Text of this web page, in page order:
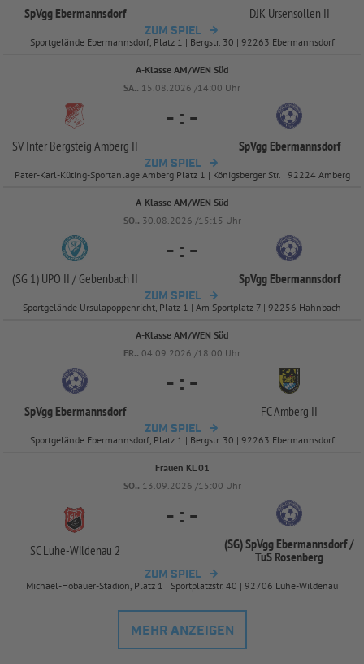
SpVgg Ebermannsdorf DJK Ursensollen II
ZUM SPIEL
Sportgelände Ebermannsdorf, Platz 1 | Bergstr. 30 | 92263 Ebermannsdorf
A-Klasse AM/WEN Süd
SA.. 15.08.2026 /14:00 Uhr
SV Inter Bergsteig Amberg II
- : -
SpVgg Ebermannsdorf
ZUM SPIEL
Pater-Karl-Küting-Sportanlage Amberg Platz 1 | Königsberger Str. | 92224 Amberg
A-Klasse AM/WEN Süd
SO.. 30.08.2026 /15:15 Uhr
(SG 1) UPO II /Gebenbach II
- : -
SpVgg Ebermannsdorf
ZUM SPIEL
Sportgelände Ursulapoppenricht, Platz 1 | Am Sportplatz 7 | 92256 Hahnbach
A-Klasse AM/WEN Süd
FR.. 04.09.2026 /18:00 Uhr
SpVgg Ebermannsdorf
- : -
FC Amberg II
ZUM SPIEL
Sportgelände Ebermannsdorf, Platz 1 | Bergstr. 30 | 92263 Ebermannsdorf
Frauen KL 01
SO.. 13.09.2026 /15:00 Uhr
SC Luhe-Wildenau 2
- : -
(SG) SpVgg Ebermannsdorf /
TuS Rosenberg
ZUM SPIEL
Michael-Höbauer-Stadion, Platz 1 | Sportplatzstr. 40 | 92706 Luhe-Wildenau
MEHR ANZEIGEN